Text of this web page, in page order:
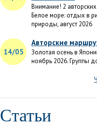
Внимание! 2
Белое море: отдых в
природы, август 2026
14/05
Авторские
Золотая осень в
ноябрь 2026. Группы
Статьи